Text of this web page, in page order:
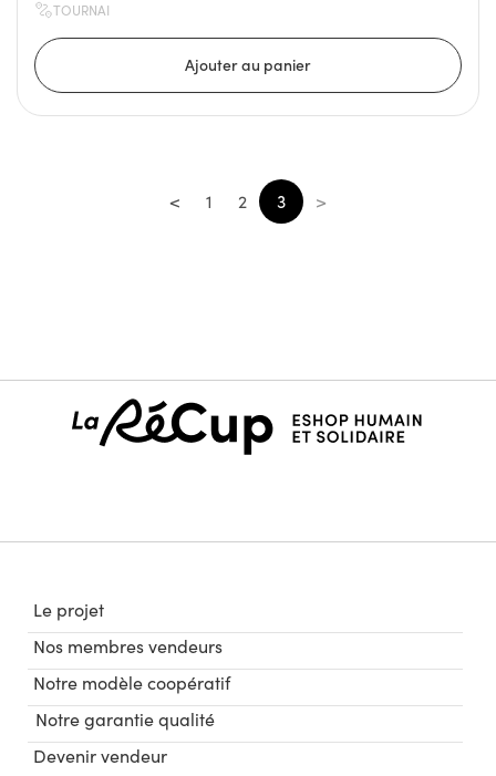
TOURNAI
< 1 2 3 >
Le projet
Nos membres vendeurs
Notre modèle coopératif
Notre garantie qualité
Devenir vendeur